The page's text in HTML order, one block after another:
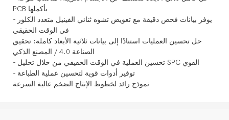
PCB بأكملها
- يوفر بيانات فحص دقيقة مع تعويض تشوه ثنائي الفينيل متعدد الكلور
في الوقت الحقيقي
حل تحسين العمليات استنادًا إلى بيانات ثلاثية الأبعاد كاملة: تحقيق
الصناعة 4.0 / المصنع الذكي
- تحسين العملية في الوقت الحقيقي من خلال تحليل SPC القوي
- توفير أدوات قوية لتحسين عملية الطباعة
نموذج رائد لخطوط الإنتاج الضخم عالية السرعة